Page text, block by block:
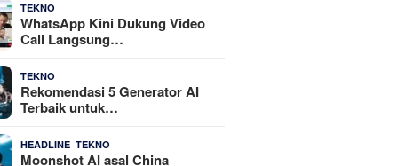
TEKNO
WhatsApp Kini Dukung Video
Call Langsung…
TEKNO
Rekomendasi 5 Generator AI
Terbaik untuk…
HEADLINE ,TEKNO
Moonshot AI asal China